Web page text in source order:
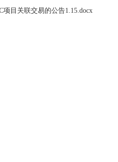
目关联交易的公告1.15.docx